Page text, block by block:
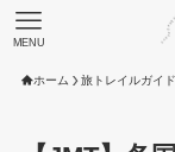
MENU
ホーム 旅トレイルガイド